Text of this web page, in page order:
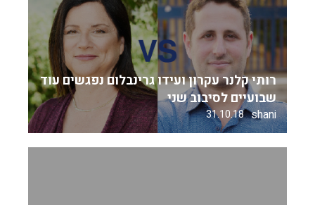
רותי קלנר עקרון ועידו גרינבלום נפגשים עוד
שבועיים לסיבוב שני
shani
31.10.18